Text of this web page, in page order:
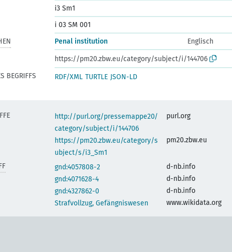
i3 Sm1
i 03 SM 001
Penal institution
Englisch
https://pm20.zbw.eu/category/subject/i/144706
BEGRIFFS
RDF/XML TURTLE JSON-LD
http://purl.org/pressemappe20/
category/subject/i/144706
purl.org
https://pm20.zbw.eu/category/s
ubject/s/i3_Sm1
pm20.zbw.eu
gnd:4057808-2
d-nb.info
gnd:4071628-4
d-nb.info
gnd:4327862-0
d-nb.info
Strafvollzug, Gefängniswesen
www.wikidata.org